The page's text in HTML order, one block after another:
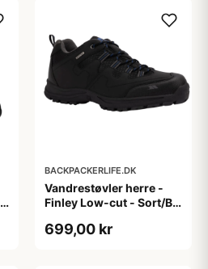
BACKPACKERLIFE.DK
Vandrestøvler herre -
Finley Low-cut - Sort/Blå
699,00 kr